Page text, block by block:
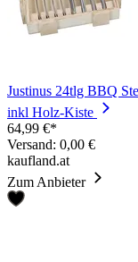
Justinus 24tlg BBQ
inkl Holz-Kiste
64,99 €*
Versand: 0,00 €
kaufland.at
Zum Anbieter